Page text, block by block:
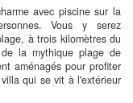
avec piscine sur la
Vous y serez
à trois kilomètres du
la mythique plage de
aménagés pour profiter
qui se vit à l'extérieur